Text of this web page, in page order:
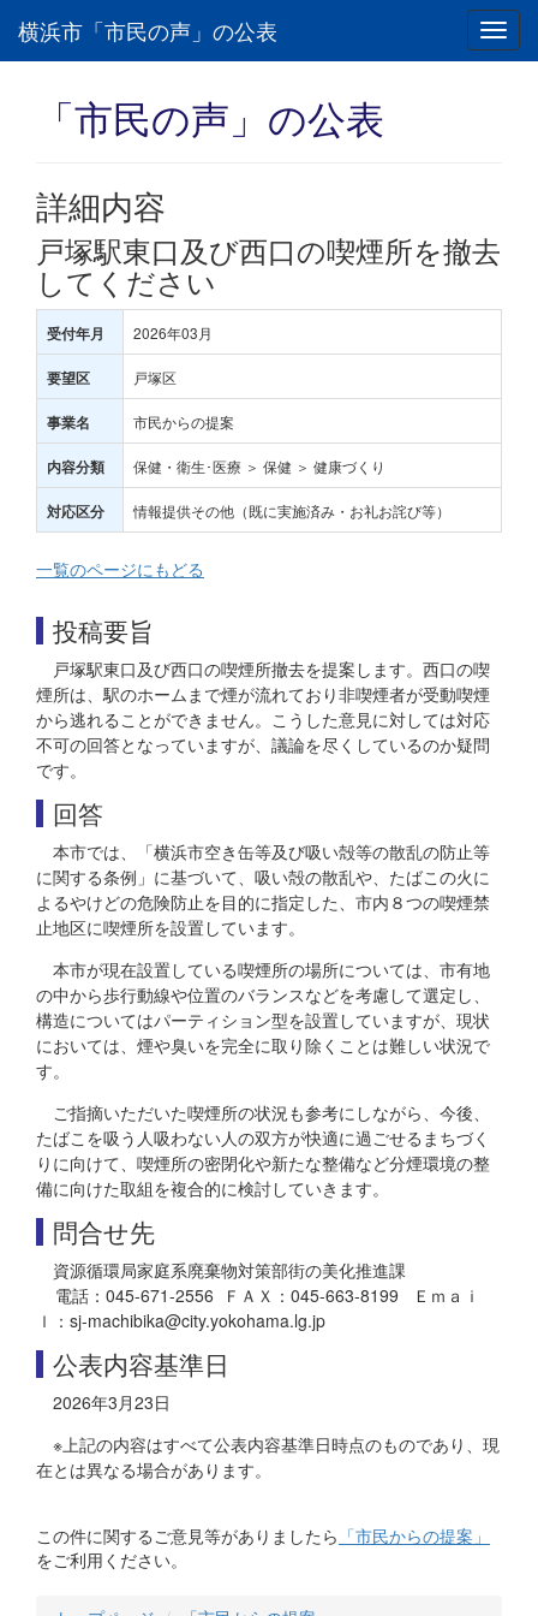
横浜市「市民の声」の公表
「市民の声」の公表
詳細内容
戸塚駅東口及び西口の喫煙所を撤去
してください
受付年月 2026年03月
要望区 戸塚区
事業名 市民からの提案
内容分類 保健・衛生･医療 ＞ 保健 ＞ 健康づくり
対応区分 情報提供その他（既に実施済み・お礼お詫び等）
一覧のページにもどる
投稿要旨
戸塚駅東口及び西口の喫煙所撤去を提案します。西口の喫
煙所は、駅のホームまで煙が流れており非喫煙者が受動喫煙
から逃れることができません。こうした意見に対しては対応
不可の回答となっていますが、議論を尽くしているのか疑問
です。
回答
本市では、「横浜市空き缶等及び吸い殻等の散乱の防止等
に関する条例」に基づいて、吸い殻の散乱や、たばこの火に
よるやけどの危険防止を目的に指定した、市内８つの喫煙禁
止地区に喫煙所を設置しています。
本市が現在設置している喫煙所の場所については、市有地
の中から歩行動線や位置のバランスなどを考慮して選定し、
構造についてはパーティション型を設置していますが、現状
においては、煙や臭いを完全に取り除くことは難しい状況で
す。
ご指摘いただいた喫煙所の状況も参考にしながら、今後、
たばこを吸う人吸わない人の双方が快適に過ごせるまちづく
りに向けて、喫煙所の密閉化や新たな整備など分煙環境の整
備に向けた取組を複合的に検討していきます。
問合せ先
資源循環局家庭系廃棄物対策部街の美化推進課
電話：045-671-2556 ＦＡＸ：045-663-8199 Ｅｍａｉ
ｌ：sj-machibika@city.yokohama.lg.jp
公表内容基準日
2026年3月23日
※上記の内容はすべて公表内容基準日時点のものであり、現
在とは異なる場合があります。
この件に関するご意見等がありましたら 「市民からの提案」
をご利用ください。